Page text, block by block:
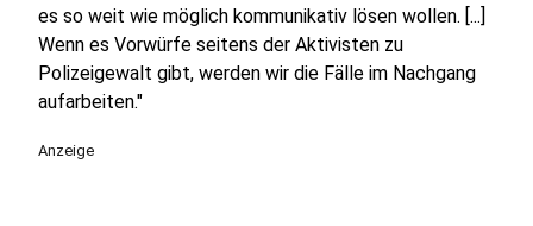
es so weit wie möglich kommunikativ lösen wollen. [...]
Wenn es Vorwürfe seitens der Aktivisten zu
Polizeigewalt gibt, werden wir die Fälle im Nachgang
aufarbeiten."
Anzeige